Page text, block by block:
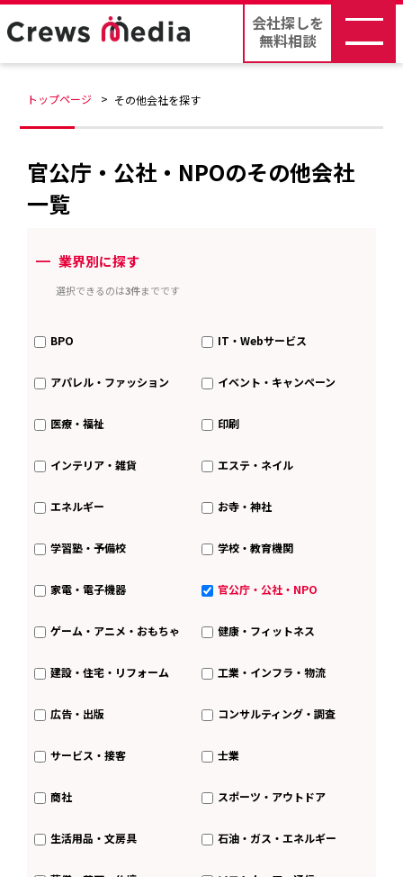
会社探しを
無料相談
トップページ その他会社を探す
官公庁・公社・NPOのその他会社
一覧
ー 業界別に探す
選択できるのは3件までです
BPO IT・Webサービス
アパレル・ファッション イベント・キャンペーン
医療・福祉 印刷
インテリア・雑貨 エステ・ネイル
エネルギー お寺・神社
学習塾・予備校 学校・教育機関
家電・電子機器 官公庁・公社・NPO
ゲーム・アニメ・おもちゃ 健康・フィットネス
建設・住宅・リフォーム 工業・インフラ・物流
広告・出版 コンサルティング・調査
サービス・接客 士業
商社 スポーツ・アウトドア
生活用品・文房具 石油・ガス・エネルギー